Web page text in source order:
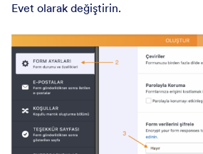
Evet olarak değiştirin.